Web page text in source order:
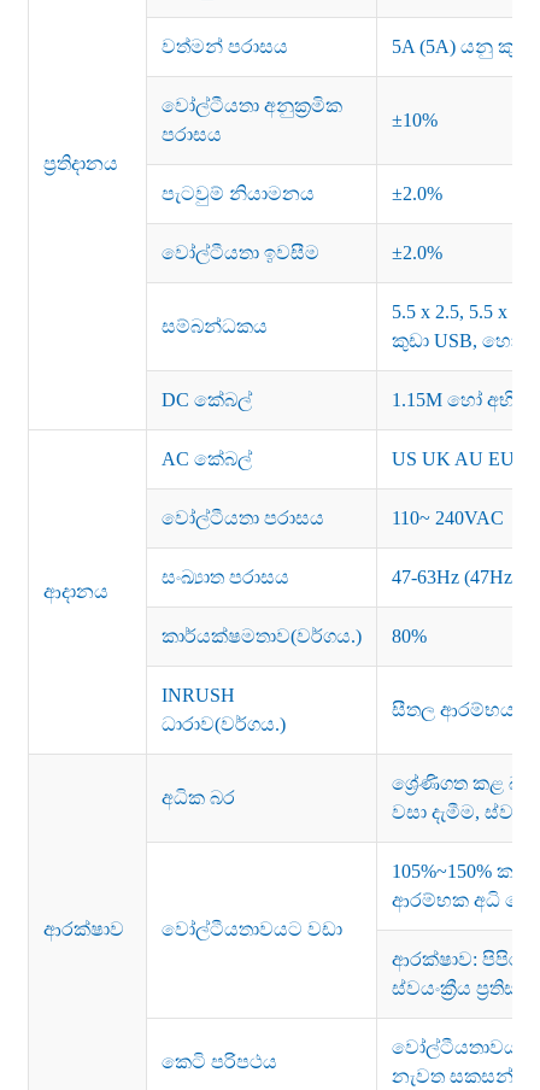
ප්‍රතිදානය
වත්මන් පරාසය 5A (5A) යනු
වෝල්ටීයතා අනුක්‍රමික
පරාසය
±10%
පැටවුම් නියාමනය ±2.0%
වෝල්ටීයතා ඉවසීම ±2.0%
සම්බන්ධකය
5.5 x 2.5, 5.5 x
කුඩා USB, හෝ
DC කේබල් 1.15M හෝ
ආදානය
AC කේබල් US UK AU EU
වෝල්ටීයතා පරාසය 110~ 240VAC
සංඛ්‍යාත පරාසය 47-63Hz (47Hz)
කාර්යක්ෂමතාව(වර්ගය.) 80%
INRUSH
ධාරාව(වර්ගය.)
සීතල ආරම්භය
ආරක්ෂාව
අධික බර
ශ්‍රේණිගත කළ
වසා දැමීම,
වෝල්ටීයතාවයට වඩා
105%~150% ක
ආරම්භක අධි
ආරක්ෂාව: පිපිරුම්
ස්වයංක්‍රීය
කෙටි පරිපථය
වෝල්ටීයතාවය
නැවත සකසන්න.